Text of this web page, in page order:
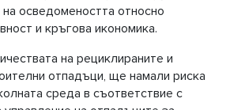
осведомеността относно
и кръгова икономика.
на рециклираните и
отпадъци, ще намали риска
среда в съответствие с